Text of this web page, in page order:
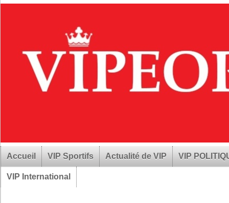
Accueil VIP Sportifs Actualité de VIP VIP
VIP International